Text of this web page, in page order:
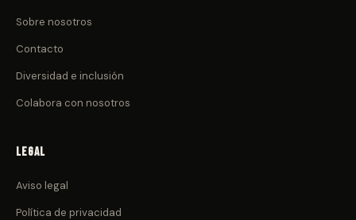
Sobre nosotros
Contacto
Diversidad e inclusión
Colabora con nosotros
Legal
Aviso legal
Política de privacidad